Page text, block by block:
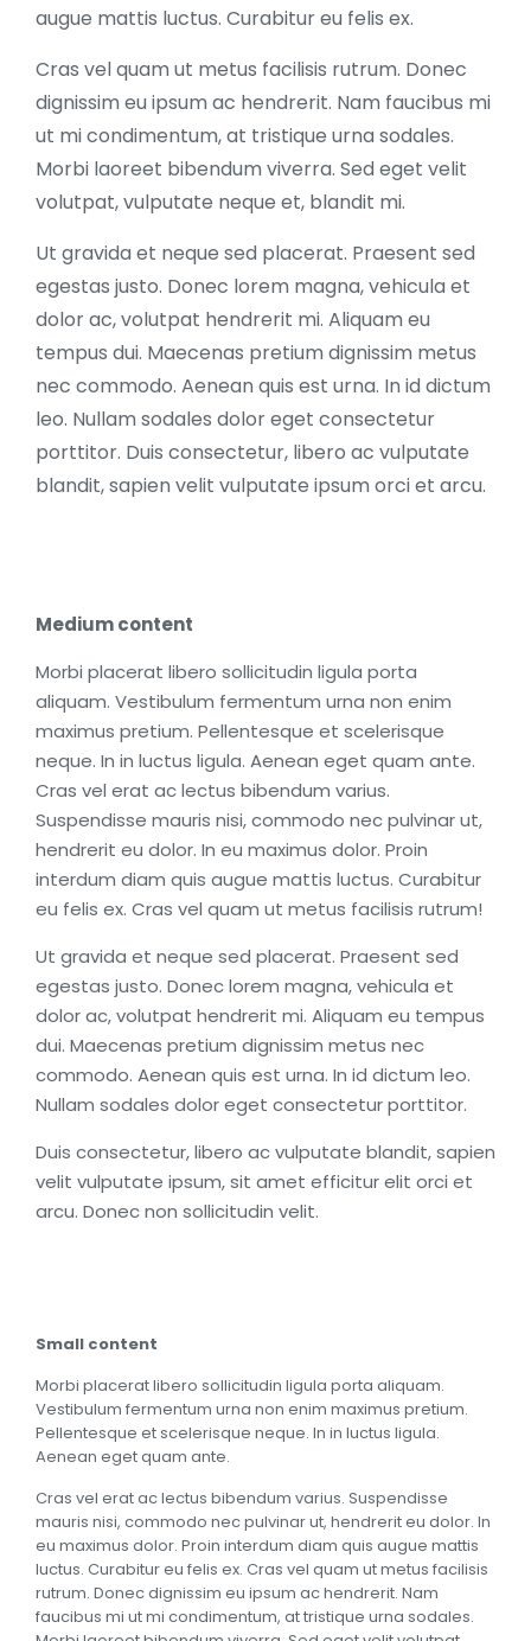
augue mattis luctus. Curabitur eu felis ex.
Cras vel quam ut metus facilisis rutrum. Donec
dignissim eu ipsum ac hendrerit. Nam faucibus mi
ut mi condimentum, at tristique urna sodales.
Morbi laoreet bibendum viverra. Sed eget velit
volutpat, vulputate neque et, blandit mi.
Ut gravida et neque sed placerat. Praesent sed
egestas justo. Donec lorem magna, vehicula et
dolor ac, volutpat hendrerit mi. Aliquam eu
tempus dui. Maecenas pretium dignissim metus
nec commodo. Aenean quis est urna. In id dictum
leo. Nullam sodales dolor eget consectetur
porttitor. Duis consectetur, libero ac vulputate
blandit, sapien velit vulputate ipsum orci et arcu.
Medium content
Morbi placerat libero sollicitudin ligula porta
aliquam. Vestibulum fermentum urna non enim
maximus pretium. Pellentesque et scelerisque
neque. In in luctus ligula. Aenean eget quam ante.
Cras vel erat ac lectus bibendum varius.
Suspendisse mauris nisi, commodo nec pulvinar ut,
hendrerit eu dolor. In eu maximus dolor. Proin
interdum diam quis augue mattis luctus. Curabitur
eu felis ex. Cras vel quam ut metus facilisis rutrum!
Ut gravida et neque sed placerat. Praesent sed
egestas justo. Donec lorem magna, vehicula et
dolor ac, volutpat hendrerit mi. Aliquam eu tempus
dui. Maecenas pretium dignissim metus nec
commodo. Aenean quis est urna. In id dictum leo.
Nullam sodales dolor eget consectetur porttitor.
Duis consectetur, libero ac vulputate blandit, sapien
velit vulputate ipsum, sit amet efficitur elit orci et
arcu. Donec non sollicitudin velit.
Small content
Morbi placerat libero sollicitudin ligula porta aliquam.
Vestibulum fermentum urna non enim maximus pretium.
Pellentesque et scelerisque neque. In in luctus ligula.
Aenean eget quam ante.
Cras vel erat ac lectus bibendum varius. Suspendisse
mauris nisi, commodo nec pulvinar ut, hendrerit eu dolor. In
eu maximus dolor. Proin interdum diam quis augue mattis
luctus. Curabitur eu felis ex. Cras vel quam ut metus facilisis
rutrum. Donec dignissim eu ipsum ac hendrerit. Nam
faucibus mi ut mi condimentum, at tristique urna sodales.